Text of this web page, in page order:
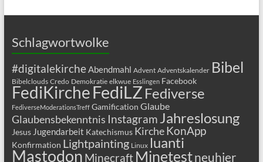
Schlagwortwolke
#digitalekircheAbendmahl Advent Adventskalender Bibel
Bibelclouds Credo Demokratie elkwue Esslingen Facebook
FediKircheFediLZ Fediverse
FediverseModerationsTreff Gamification Glaube
Glaubensbekenntnis Instagram Jahreslosung
Jesus Jugendarbeit Katechismus KircheKonApp
Konfirmation Lightpainting Linux luanti
Mastodon Minecraft Minetestneuhier